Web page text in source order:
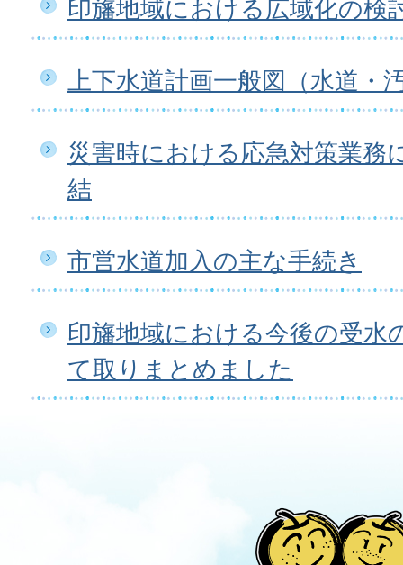
印旛地域における広域化の検
上下水道計画一般図（水道・
災害時における応急対策業務
結
市営水道加入の主な手続き
印旛地域における今後の受水
て取りまとめました